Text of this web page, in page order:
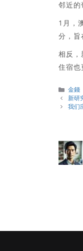
邻近的
1月，
分，旨
相反，
住宿也
分
類
金錢
新研
我们